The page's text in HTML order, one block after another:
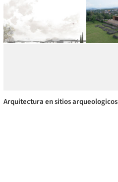
Arquitectura en sitios arqueologicos